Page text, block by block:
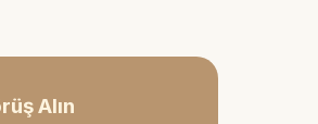
Alın